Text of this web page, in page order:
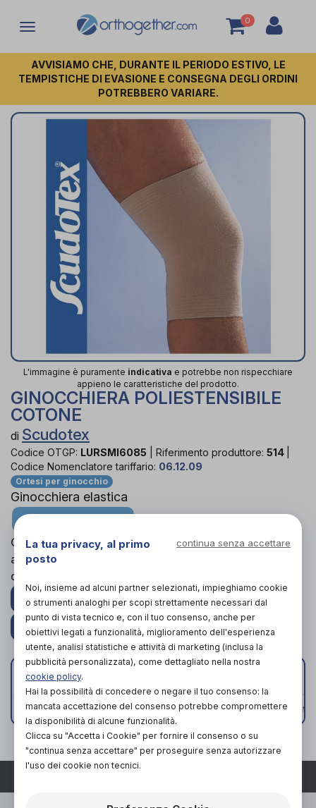
Attiva/disattiva
navigazione
0
AVVISIAMO CHE, DURANTE IL PERIODO ESTIVO, LE
TEMPISTICHE DI EVASIONE E CONSEGNA DEGLI ORDINI
POTREBBERO VARIARE.
L'immagine è puramente indicativa e potrebbe non rispecchiare
appieno le caratteristiche del prodotto.
GINOCCHIERA POLIESTENSIBILE
COTONE
di Scudotex
Codice OTGP: LURSMI6085 Riferimento produttore: 514
Codice Nomenclatore tariffario: 06.12.09
Ortesi per ginocchio
Ginocchiera elastica
Ginocchiera fortemente elasticizzata, sostenitiva,
accompagna perfettamente i movimenti
dell’articolazione senza arrotolarsi.
PROVA E ACQUISTA IN NEGOZIO DA17,00€
ACQUISTA ONLINE DA 14,44€
SPEDIZIONE GRATIS IN TUTTA ITALIA
TAGLIA
COLORE naturale naturale naturale
La tua privacy, al primo
posto
continua senza accettare
Noi, insieme ad alcuni partner selezionati, impieghiamo cookie
o strumenti analoghi per scopi strettamente necessari dal
punto di vista tecnico e, con il tuo consenso, anche per
obiettivi legati a funzionalità, miglioramento dell'esperienza
utente, analisi statistiche e attività di marketing (inclusa la
pubblicità personalizzata), come dettagliato nella nostra
cookie policy.
Hai la possibilità di concedere o negare il tuo consenso: la
mancata accettazione del consenso potrebbe compromettere
la disponibilità di alcune funzionalità.
Clicca su "Accetta i Cookie" per fornire il consenso o su
"continua senza accettare" per proseguire senza autorizzare
l'uso dei cookie non tecnici.